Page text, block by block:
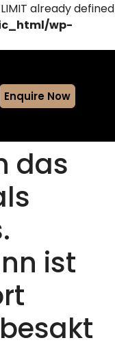
already defined
wp-
Enquire Now
das
ist